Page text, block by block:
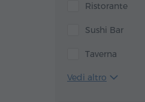
Ristorante
Sushi Bar
Taverna
Vedi altro